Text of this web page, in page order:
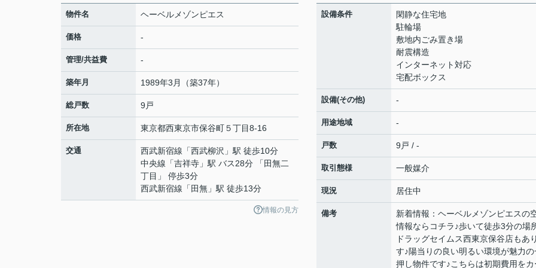
物件名 ヘーベルメゾンピエス
価格 -
管理/共益費 -
築年月 1989年3月（築37年）
総戸数 9戸
所在地 東京都西東京市保谷町５丁目8-16
交通 西武新宿線 「西武柳沢 」駅 徒歩10分
中央線 「吉祥寺 」駅 バス28分 「田無二
丁目」 停歩3分
西武新宿線 「 田無 」駅 徒歩13分
情報の見方
設備条件
閑静な住宅地
駐輪場
敷地内ごみ置き場
耐震構造
インターネット対応
宅配ボックス
設備(その他) -
用途地域 -
戸数 9戸 / -
取引態様 一般媒介
現況 居住中
備考
新着情報：ヘーベルメゾンピエスの
情報ならコチラ♪歩いて徒歩3分の場
ドラッグセイムス西東京保谷店もあ
す♪陽当りの良い明るい環境が魅力の
押し物件です♪こちらは初期費用をカ